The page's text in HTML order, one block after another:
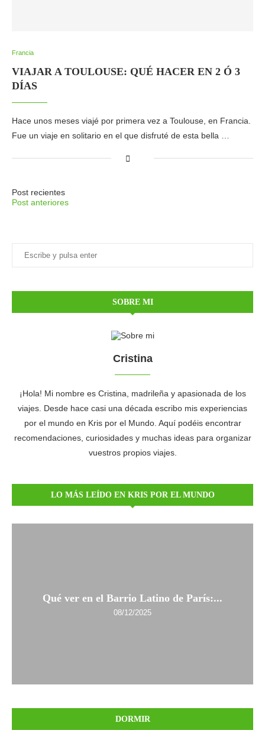
Francia
VIAJAR A TOULOUSE: QUÉ HACER EN 2 Ó 3
DÍAS
Hace unos meses viajé por primera vez a Toulouse, en Francia.
Fue un viaje en solitario en el que disfruté de esta bella …
Post recientes
Post anteriores
SOBRE MI
Cristina
¡Hola! Mi nombre es Cristina, madrileña y apasionada de los
viajes. Desde hace casi una década escribo mis experiencias
por el mundo en Kris por el Mundo. Aquí podéis encontrar
recomendaciones, curiosidades y muchas ideas para organizar
vuestros propios viajes.
LO MÁS LEÍDO EN KRIS POR EL MUNDO
Qué ver en el Barrio Latino de París:...
08/12/2025
DORMIR